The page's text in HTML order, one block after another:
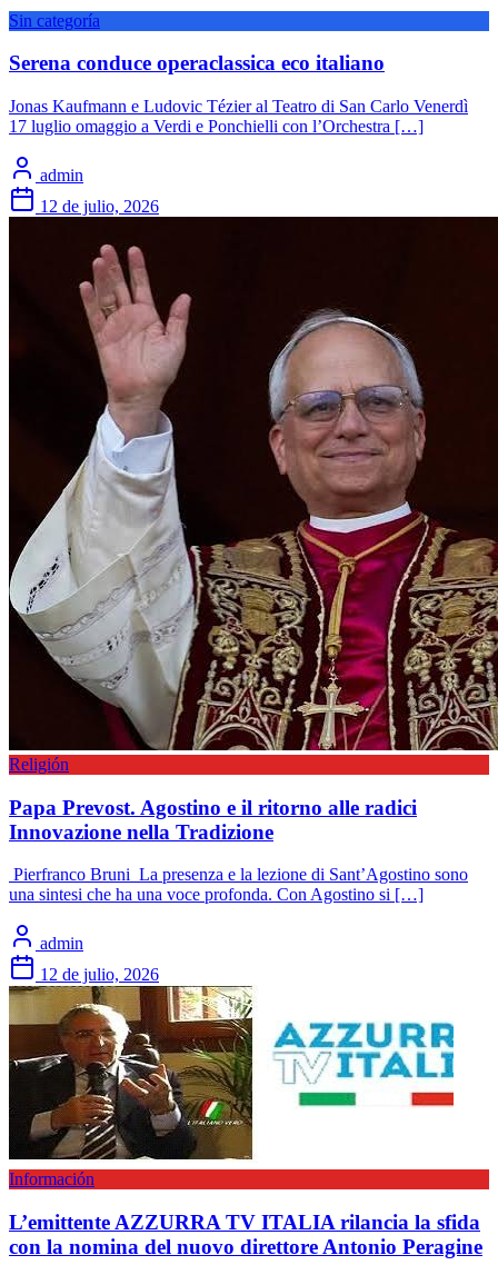
Sin categoría
Serena conduce operaclassica eco italiano
Jonas Kaufmann e Ludovic Tézier al Teatro di San Carlo Venerdì
17 luglio omaggio a Verdi e Ponchielli con l’Orchestra […]
admin
12 de julio, 2026
Religión
Papa Prevost. Agostino e il ritorno alle radici
Innovazione nella Tradizione
Pierfranco Bruni La presenza e la lezione di Sant’Agostino sono
una sintesi che ha una voce profonda. Con Agostino si […]
admin
12 de julio, 2026
Información
L’emittente AZZURRA TV ITALIA rilancia la sfida
con la nomina del nuovo direttore Antonio Peragine